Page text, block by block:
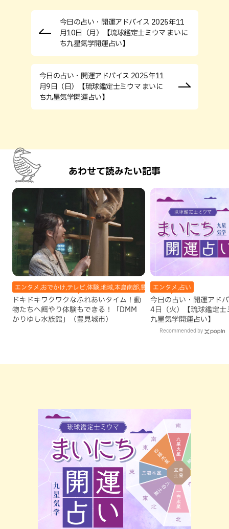
今日の占い・開運アドバイス 2025年11
月10日（月）【琉球鑑定士ミウマ まいに
ち九星気学開運占い】
今日の占い・開運アドバイス 2025年11
月9日（日）【琉球鑑定士ミウマ まいに
ち九星気学開運占い】
あわせて読みたい記事
エンタメ,おでかけ,テレビ,体験,地域,本島南部,豊見城市
ドキドキワクワクなふれあいタイム！動
物たちへ餌やり体験もできる！「DMM
かりゆし水族館」（豊見城市）
エンタメ,占い
今日の占い・開運アド
4日（火）【琉球鑑定士
九星気学開運占い】
Recommended by